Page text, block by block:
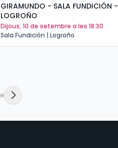
GIRAMUNDO - SALA FUNDICIÓN -
LOGROÑO
dijous, 10 de setembre a les 18:30
Sala Fundición | Logroño